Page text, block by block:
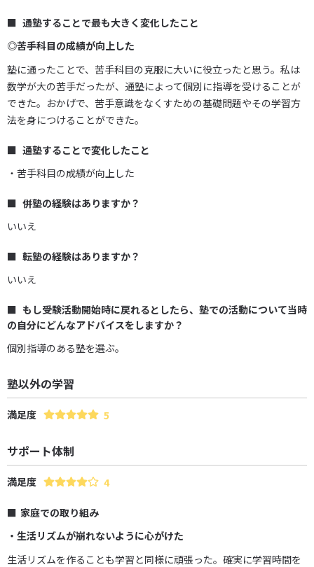
通塾することで最も大きく変化したこと
◎苦手科目の成績が向上した
塾に通ったことで、苦手科目の克服に大いに役立ったと思う。私は
数学が大の苦手だったが、通塾によって個別に指導を受けることが
できた。おかげで、苦手意識をなくすための基礎問題やその学習方
法を身につけることができた。
通塾することで変化したこと
・苦手科目の成績が向上した
併塾の経験はありますか？
いいえ
転塾の経験はありますか？
いいえ
もし受験活動開始時に戻れるとしたら、塾での活動について当時
の自分にどんなアドバイスをしますか？
個別指導のある塾を選ぶ。
塾以外の学習
満足度 5
サポート体制
満足度 4
家庭での取り組み
・生活リズムが崩れないように心がけた
生活リズムを作ることも学習と同様に頑張った。確実に学習時間を